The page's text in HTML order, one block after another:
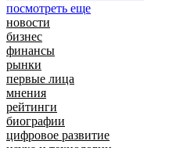
посмотреть еще
новости
бизнес
финансы
рынки
первые лица
мнения
рейтинги
биографии
цифровое развитие